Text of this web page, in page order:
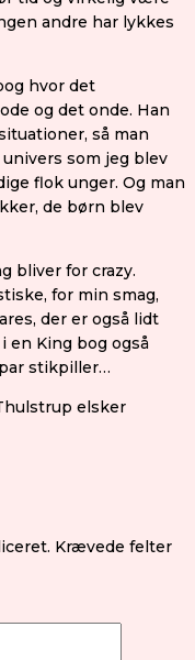
andre har lykkes
hvor det
og det onde. Han
så man
som jeg blev
flok unger. Og man
de børn blev
bliver for crazy.
for min smag,
der er også lidt
en King bog også
stikpiller…
elsker
Krævede felter